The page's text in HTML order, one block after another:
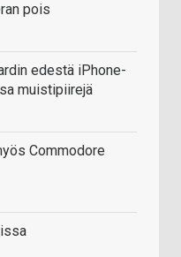
pois
edestä iPhone-
muistipiirejä
Commodore